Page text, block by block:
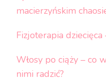
macierzyńskim
Fizjoterapia dziecięca
Włosy po ciąży – co
nimi radzić?